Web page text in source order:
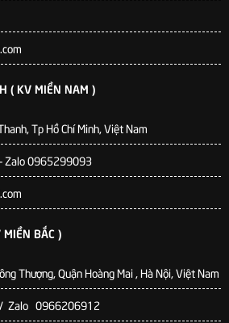
( KV MIỀN NAM )
Tp Hồ Chí Minh, Việt Nam
Zalo 0965299093
BẮC )
Thượng, Quận Hoàng Mai , Hà Nội, Việt Nam
/ Zalo 0966206912